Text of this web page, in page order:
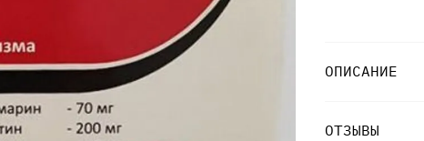
ОПИСАНИЕ
ОТЗЫВЫ